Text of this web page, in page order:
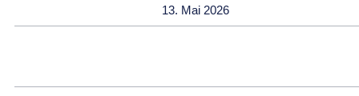
13. Mai 2026